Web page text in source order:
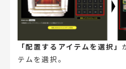
「配置するアイテムを選択」
テムを選択。